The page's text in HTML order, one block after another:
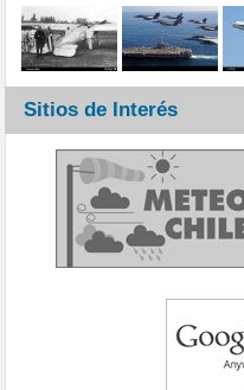
Sitios de Interés